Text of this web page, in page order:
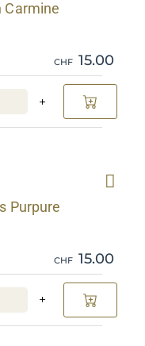
Carmine
CHF 15.00
+
Purpure
CHF 15.00
+